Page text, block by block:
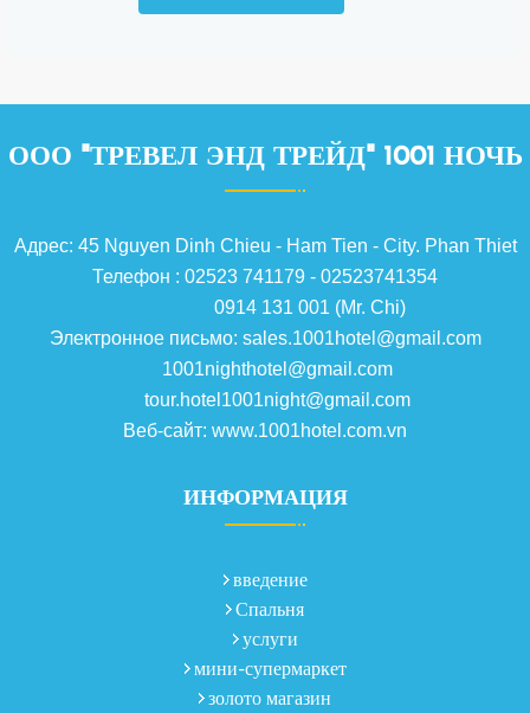
ООО "ТРЕВЕЛ ЭНД ТРЕЙД" 1001 НОЧЬ
Адрес: 45 Nguyen Dinh Chieu - Ham Tien - City. Phan Thiet
Телефон : 02523 741179 - 02523741354
0914 131 001 (Mr. Chi)
Электронное письмо: sales.1001hotel@gmail.com
1001nighthotel@gmail.com
tour.hotel1001night@gmail.com
Веб-сайт: www.1001hotel.com.vn
ИНФОРМАЦИЯ
введение
Спальня
услуги
мини-супермаркет
золото магазин